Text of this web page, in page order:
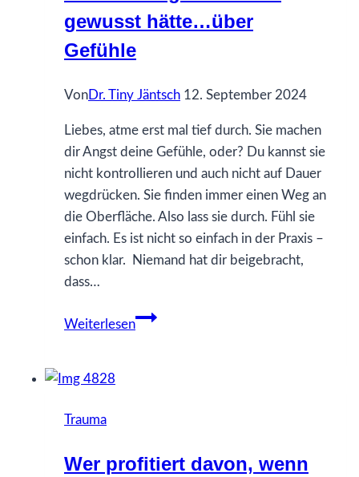
gewusst hätte…über
Gefühle
VonDr. Tiny Jäntsch 12. September 2024
Liebes, atme erst mal tief durch. Sie machen
dir Angst deine Gefühle, oder? Du kannst sie
nicht kontrollieren und auch nicht auf Dauer
wegdrücken. Sie finden immer einen Weg an
die Oberfläche. Also lass sie durch. Fühl sie
einfach. Es ist nicht so einfach in der Praxis –
schon klar. Niemand hat dir beigebracht,
dass…
Weiterlesen
14
über
Trauma
Wer profitiert davon, wenn